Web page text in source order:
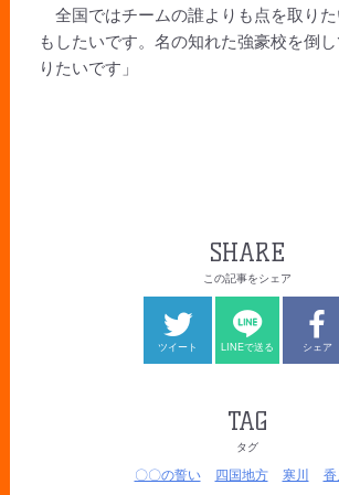
全国ではチームの誰よりも点を取り
もしたいです。名の知れた強豪校を倒
りたいです」
SHARE
この記事をシェア
ツイート LINEで送る シェア
TAG
タグ
〇〇の誓い 四国地方 寒川